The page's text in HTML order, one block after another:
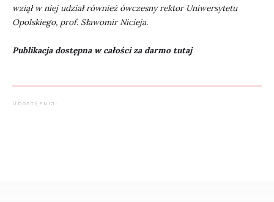
wziął w niej udział również ówczesny rektor Uniwersytetu
Opolskiego, prof. Sławomir Nicieja.
Publikacja dostępna w całości za darmo tutaj
UDOSTĘPNIJ: